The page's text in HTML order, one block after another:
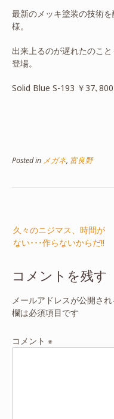
最新のメッキ塗装の技術
様。
出来上るのが遅れたのこ
登場。
Solid Blue S-193 ￥37､800
Posted in メガネ, 富良野
稿
ナ
ビ
ゲ
ー
シ
ョ
ン
久々のニジマス、時間が
ない･･･作らないからだ!!
コメントを残す
メールアドレスが公開され
欄は必須項目です
コメント ※